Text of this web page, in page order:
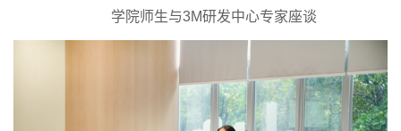
学院师生与3M研发中心专家座谈